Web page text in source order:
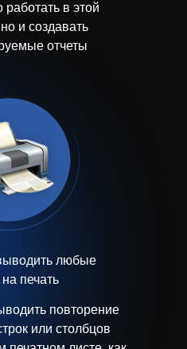
работать в этой
и создавать
отчеты
любые
печать
повторение
или столбцов